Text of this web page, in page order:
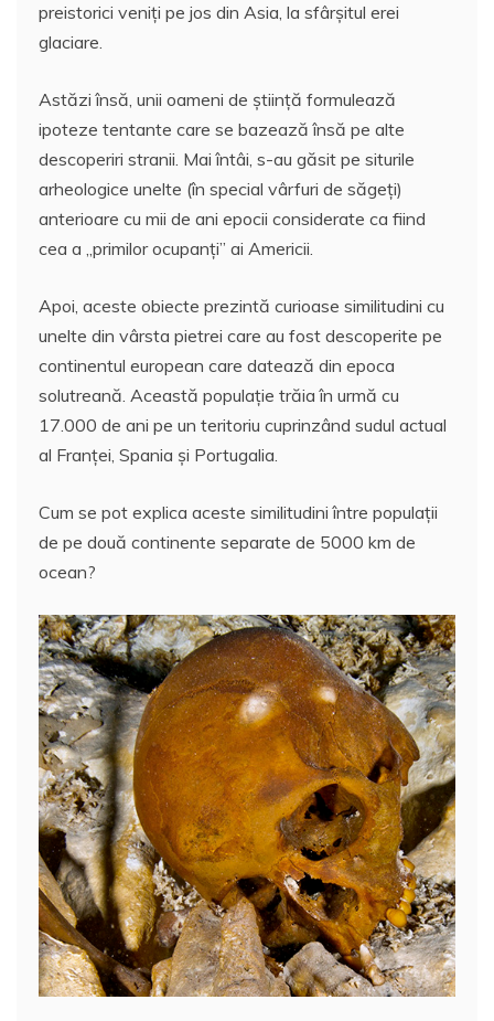
preistorici veniţi pe jos din Asia, la sfârşitul erei
glaciare.
Astăzi însă, unii oameni de ştiinţă formulează
ipoteze tentante care se bazează însă pe alte
descoperiri stranii. Mai întâi, s-au găsit pe siturile
arheologice unelte (în special vârfuri de săgeţi)
anterioare cu mii de ani epocii considerate ca fiind
cea a „primilor ocupanţi” ai Americii.
Apoi, aceste obiecte prezintă curioase similitudini cu
unelte din vârsta pietrei care au fost descoperite pe
continentul european care datează din epoca
solutreană. Această populaţie trăia în urmă cu
17.000 de ani pe un teritoriu cuprinzând sudul actual
al Franţei, Spania şi Portugalia.
Cum se pot explica aceste similitudini între populaţii
de pe două continente separate de 5000 km de
ocean?